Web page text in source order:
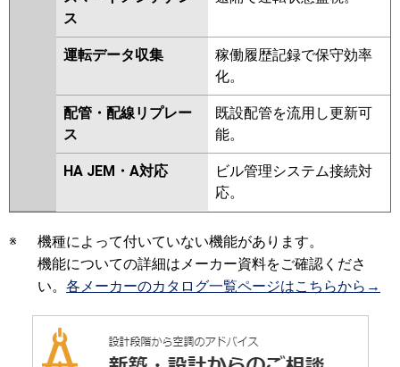
ス
運転データ収集
稼働履歴記録で保守効率
化。
配管・配線リプレー
ス
既設配管を流用し更新可
能。
HA JEM・A対応
ビル管理システム接続対
応。
※
機種によって付いていない機能があります。
機能についての詳細はメーカー資料をご確認くださ
い。 各メーカーのカタログ一覧ページはこちらから→